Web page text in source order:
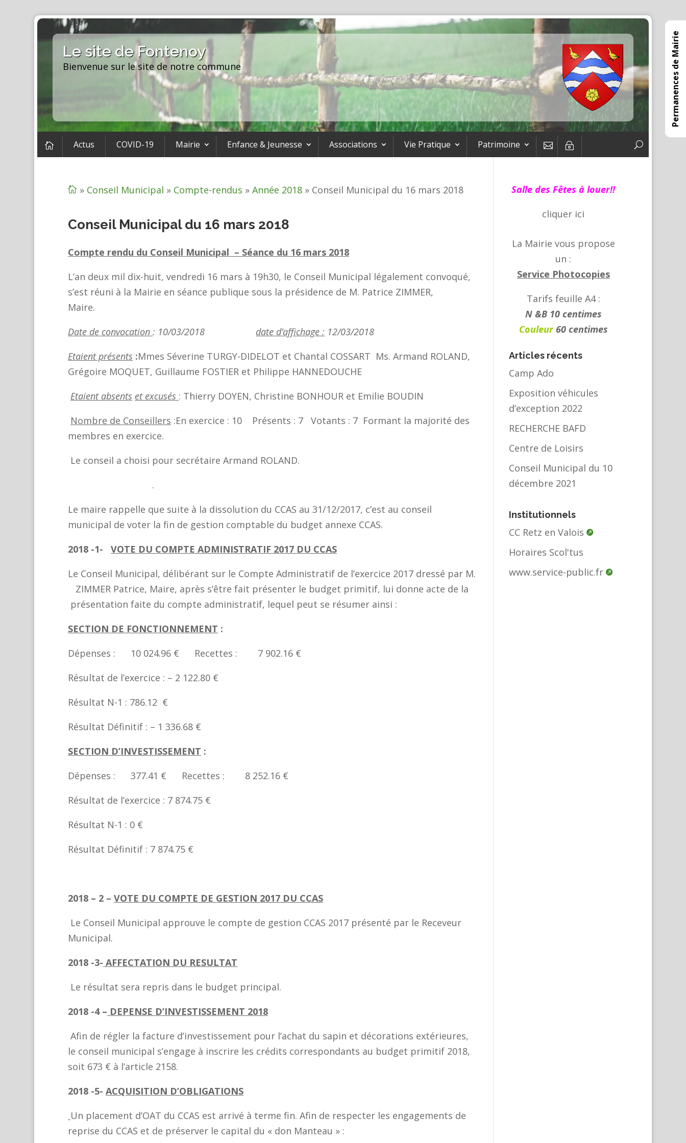
Le site de Fontenoy
Bienvenue sur le site de notre commune
 Actus COVID-19 Mairie Enfance & Jeunesse Associations Vie Pratique Patrimoine  ~
Permanences de Mairie
 » Conseil Municipal » Compte-rendus »Année 2018 » Conseil Municipal du 16 mars 2018
Conseil Municipal du 16 mars 2018
Compte rendu du Conseil Municipal – Séance du 16 mars 2018
L’an deux mil dix-huit, vendredi 16 mars à 19h30, le Conseil Municipal légalement convoqué,
s’est réuni à la Mairie en séance publique sous la présidence de M. Patrice ZIMMER,
Maire.
Date de convocation: 10/03/2018 date d’affichage : 12/03/2018
Etaient présents :Mmes Séverine TURGY-DIDELOT et Chantal COSSART Ms. Armand ROLAND,
Grégoire MOQUET, Guillaume FOSTIER et Philippe HANNEDOUCHE
Etaient absents et excusés : Thierry DOYEN, Christine BONHOUR et Emilie BOUDIN
Nombre de Conseillers :En exercice : 10 Présents : 7 Votants : 7 Formant la majorité des
membres en exercice.
Le conseil a choisi pour secrétaire Armand ROLAND.
.
Le maire rappelle que suite à la dissolution du CCAS au 31/12/2017, c’est au conseil
municipal de voter la fin de gestion comptable du budget annexe CCAS.
2018 -1-VOTE DU COMPTE ADMINISTRATIF 2017 DU CCAS
Le Conseil Municipal, délibérant sur le Compte Administratif de l’exercice 2017 dressé par M.
ZIMMER Patrice, Maire, après s’être fait présenter le budget primitif, lui donne acte de la
présentation faite du compte administratif, lequel peut se résumer ainsi :
SECTION DE FONCTIONNEMENT :
Dépenses : 10 024.96 € Recettes : 7 902.16 €
Résultat de l’exercice : – 2 122.80 €
Résultat N-1 : 786.12 €
Résultat Définitif : – 1 336.68 €
SECTION D’INVESTISSEMENT :
Dépenses : 377.41 € Recettes : 8 252.16 €
Résultat de l’exercice : 7 874.75 €
Résultat N-1 : 0 €
Résultat Définitif : 7 874.75 €
2018 – 2 – VOTE DU COMPTE DE GESTION 2017 DU CCAS
Le Conseil Municipal approuve le compte de gestion CCAS 2017 présenté par le Receveur
Municipal.
2018 -3- AFFECTATION DU RESULTAT
Le résultat sera repris dans le budget principal.
2018 -4 – DEPENSE D’INVESTISSEMENT 2018
Afin de régler la facture d’investissement pour l’achat du sapin et décorations extérieures,
le conseil municipal s’engage à inscrire les crédits correspondants au budget primitif 2018,
soit 673 € à l’article 2158.
2018 -5-ACQUISITION D’OBLIGATIONS
Un placement d’OAT du CCAS est arrivé à terme fin. Afin de respecter les engagements de
reprise du CCAS et de préserver le capital du « don Manteau » :
Salle des Fêtes à louer!!
cliquer ici
La Mairie vous propose
un :
Service Photocopies
Tarifs feuille A4 :
N &B 10 centimes
Couleur60 centimes
Articles récents
Camp Ado
Exposition véhicules
d’exception 2022
RECHERCHE BAFD
Centre de Loisirs
Conseil Municipal du 10
décembre 2021
Institutionnels
CC Retz en Valois
Horaires Scol'tus
www.service-public.fr